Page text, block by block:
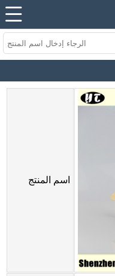
اسم المنتج